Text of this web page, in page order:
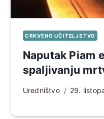
CRKVENO UČITELJSTVO
Naputak Piam
spaljivanju
Uredništvo 29.